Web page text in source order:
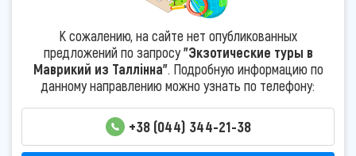
К сожалению, на сайте нет опубликованных
предложений по запросу"Экзотические туры в
Маврикий из Таллінна". Подробную информацию по
данному направлению можно узнать по телефону:
+38 (044) 344-21-38